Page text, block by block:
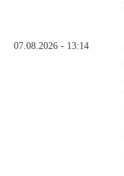
07.08.2026 - 13:14